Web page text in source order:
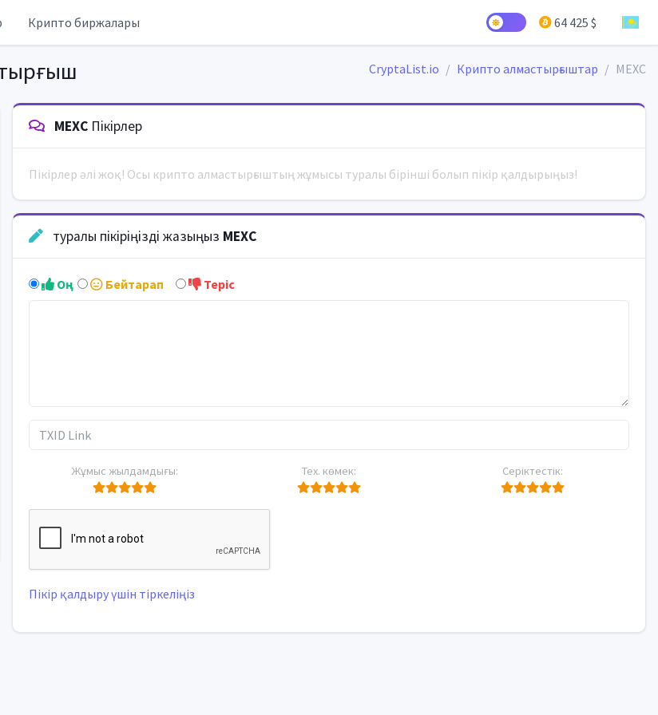
Крипто биржалары 64 425 $
CryptaList.io Крипто алмастырғыштар MEXC
MEXC Пікірлер
Пікірлер әлі жоқ! Осы крипто алмастырғыштың жұмысы туралы бірінші болып пікір қалдырыңыз!
туралы пікіріңізді жазыңыз MEXC
Оң Бейтарап Теріс
Жұмыс жылдамдығы: Тех. көмек: Серіктестік:
Пікір қалдыру үшін тіркеліңіз